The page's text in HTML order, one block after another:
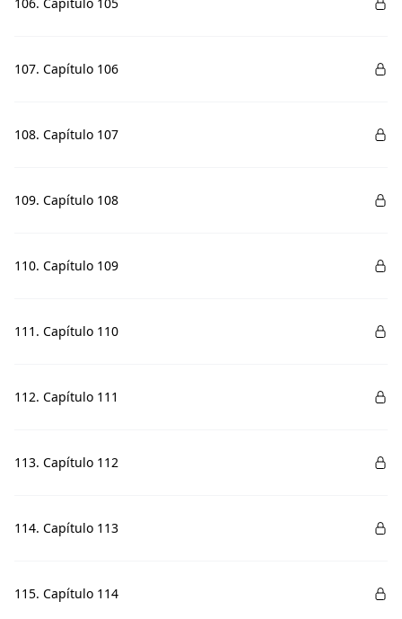
107. Capítulo 106
108. Capítulo 107
109. Capítulo 108
110. Capítulo 109
111. Capítulo 110
112. Capítulo 111
113. Capítulo 112
114. Capítulo 113
115. Capítulo 114